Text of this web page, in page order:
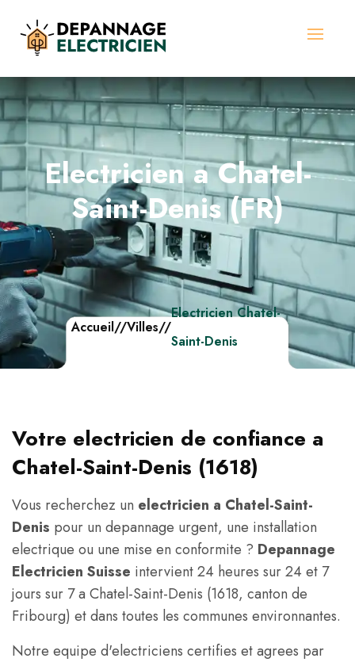
Electricien a Chatel-
Saint-Denis (FR)
Accueil//Villes//
Electricien Chatel-
Saint-Denis
Votre electricien de confiance a
Chatel-Saint-Denis (1618)
Vous recherchez un electricien a Chatel-Saint-
Denis pour un depannage urgent, une installation
electrique ou une mise en conformite ? Depannage
Electricien Suisse intervient 24 heures sur 24 et 7
jours sur 7 a Chatel-Saint-Denis (1618, canton de
Fribourg) et dans toutes les communes environnantes.
Notre equipe d'electriciens certifies et agrees par